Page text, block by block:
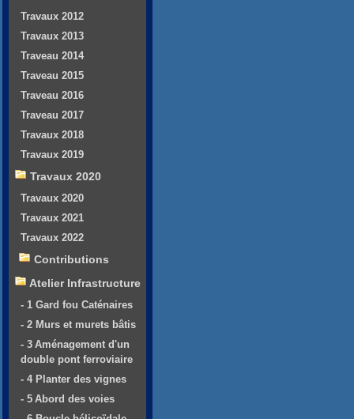
Travaux 2012
Travaux 2013
Traveau 2014
Traveau 2015
Traveau 2016
Traveau 2017
Travaux 2018
Travaux 2019
Travaux 2020
Travaux 2020
Travaux 2021
Travaux 2022
Contributions
Atelier Infrastructure
- 1 Gard fou Caténaires
- 2 Murs et murets bâtis
- 3 Aménagement d'un
double pont ferroviaire
- 4 Planter des vignes
- 5 Abord des voies